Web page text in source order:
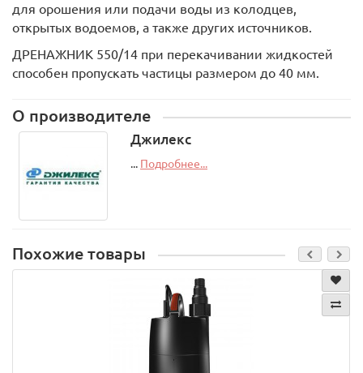
для орошения или подачи воды из колодцев,
открытых водоемов, а также других источников.
ДРЕНАЖНИК 550/14 при перекачивании жидкостей
способен пропускать частицы размером до 40 мм.
О производителе
Джилекс
... Подробнее...
Похожие товары